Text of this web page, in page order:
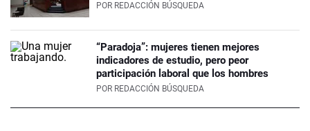
POR REDACCIÓN BÚSQUEDA
“Paradoja”: mujeres tienen mejores
indicadores de estudio, pero peor
participación laboral que los hombres
POR REDACCIÓN BÚSQUEDA